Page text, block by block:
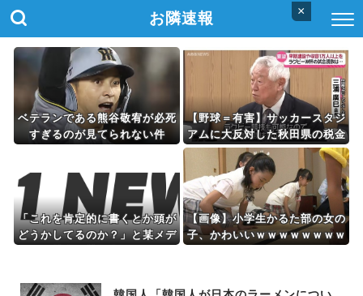
×
お隣速報
ベテランである熊谷敬宥が必死
すぎるのが見てられない件
【野球＝有害】サッカースタジ
アムに大反対した秋田県の税金
の使い方がこちら
「これを肯定的に書くとか頭が
どうかしてるのか？」と某メデ
ういう話かと思ったら……
【画像】小学生かるた部の女の
子、かわいいｗｗｗｗｗｗｗｗ